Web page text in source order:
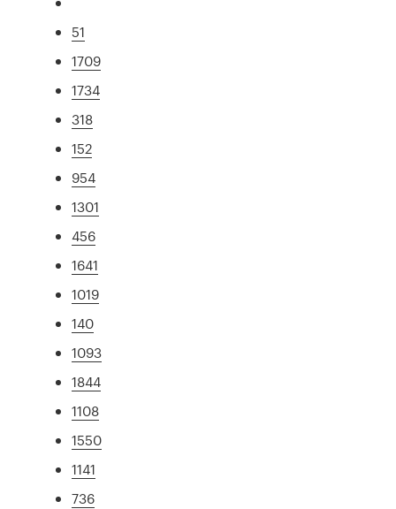
51
1709
1734
318
152
954
1301
456
1641
1019
140
1093
1844
1108
1550
1141
736